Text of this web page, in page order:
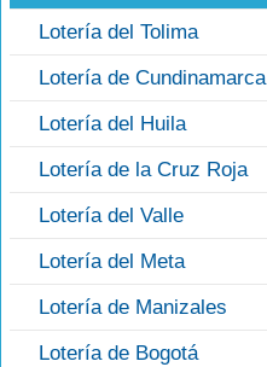
Lotería del Tolima
Lotería de Cundinamarca
Lotería del Huila
Lotería de la Cruz Roja
Lotería del Valle
Lotería del Meta
Lotería de Manizales
Lotería de Bogotá